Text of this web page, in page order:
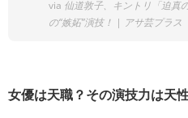
via 仙道敦子、キントリ「迫真
の“嫉妬”演技！ | アサ芸プラス
女優は天職？その演技力は天